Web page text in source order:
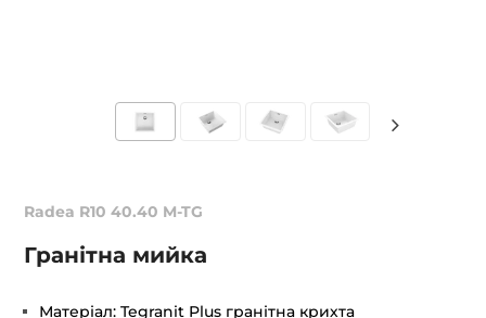
Radea R10 40.40 M-TG
Гранітна мийка
Матеріал: Tegranit Plus гранітна крихта